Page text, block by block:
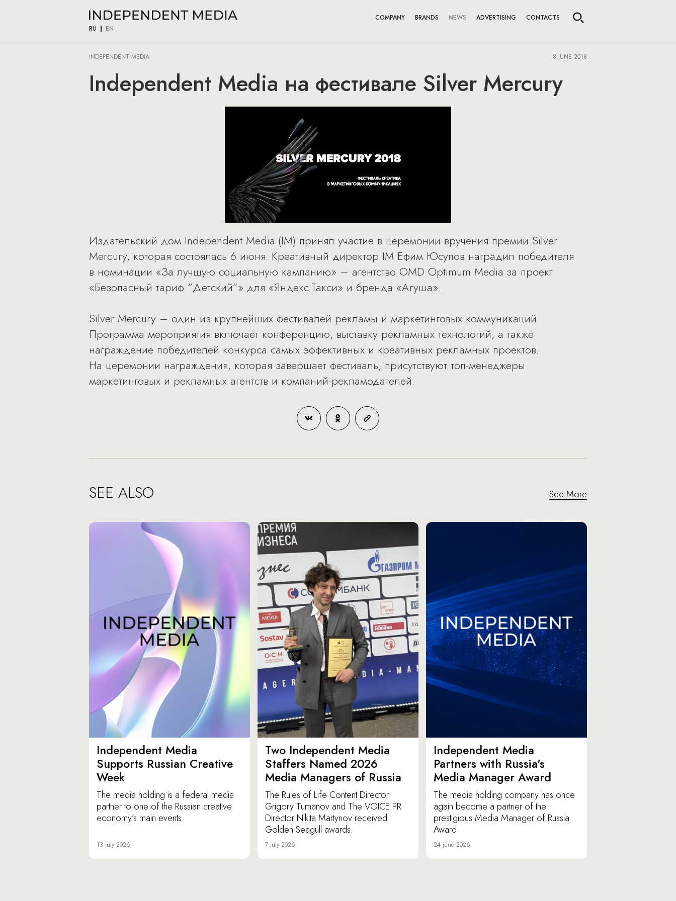
RU EN
COMPANY BRANDS NEWS ADVERTISING CONTACTS
INDEPENDENT MEDIA 8 JUNE 2018
Independent Media на фестивале Silver Mercury
Издательский дом Independent Media (IM) принял участие в церемонии вручения премии Silver
Mercury, которая состоялась 6 июня. Креативный директор IM Ефим Юсупов наградил победителя
в номинации «За лучшую социальную кампанию» – агентство OMD Optimum Media за проект
«Безопасный тариф “Детский”» для «Яндекс.Такси» и бренда «Агуша».
Silver Mercury – один из крупнейших фестивалей рекламы и маркетинговых коммуникаций.
Программа мероприятия включает конференцию, выставку рекламных технологий, а также
награждение победителей конкурса самых эффективных и креативных рекламных проектов.
На церемонии награждения, которая завершает фестиваль, присутствуют топ-менеджеры
маркетинговых и рекламных агентств и компаний-рекламодателей.
SEE ALSO See More
Independent Media
Supports Russian Creative
Week
The media holding is a federal media
partner to one of the Russian creative
economy’s main events.
13 july 2026
Two Independent Media
Staffers Named 2026
Media Managers of Russia
The Rules of Life Content Director
Grigory Tumanov and The VOICE PR
Director Nikita Martynov received
Golden Seagull awards.
7 july 2026
Independent Media
Partners with Russia's
Media Manager Award
The media holding company has once
again become a partner of the
prestigious Media Manager of Russia
Award.
24 june 2026